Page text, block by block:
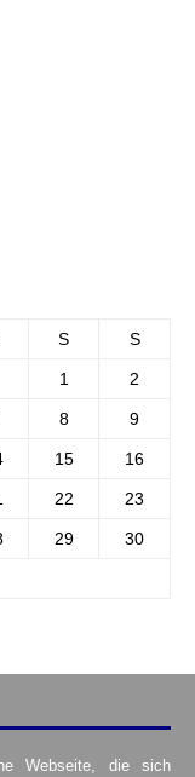
S S
1 2
8 9
15 16
22 23
29 30
Webseite, die sich